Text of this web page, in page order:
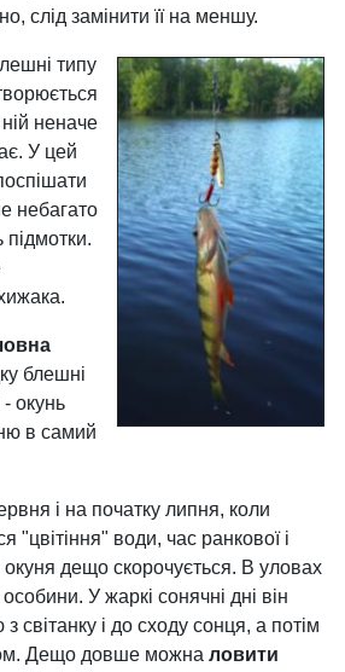
слід замінити її на меншу.
типу
неначе
У цей
небагато
підмотки.
блешні
- окунь
в самий
і на початку липня, коли
"цвітіння" води, час ранкової і
окуня дещо скорочується. В уловах
У жаркі сонячні дні він
світанку і до сходу сонця, а потім
Дещо довше можна ловити